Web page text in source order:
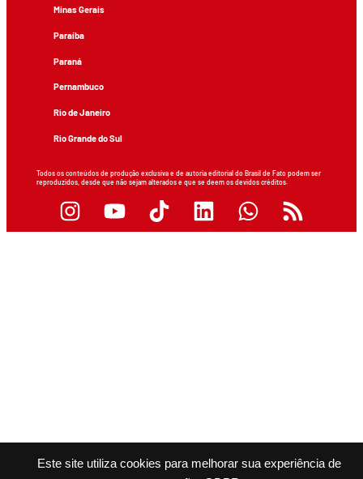
Este site utiliza cookies para melhorar sua experiência de
Minas Gerais
Paraíba
Paraná
Pernambuco
Rio de Janeiro
Rio Grande do Sul
Todos os conteúdos de produção exclusiva e de autoria editorial do Brasil de Fato podem ser
reproduzidos, desde que não sejam alterados e que se deem os devidos créditos.